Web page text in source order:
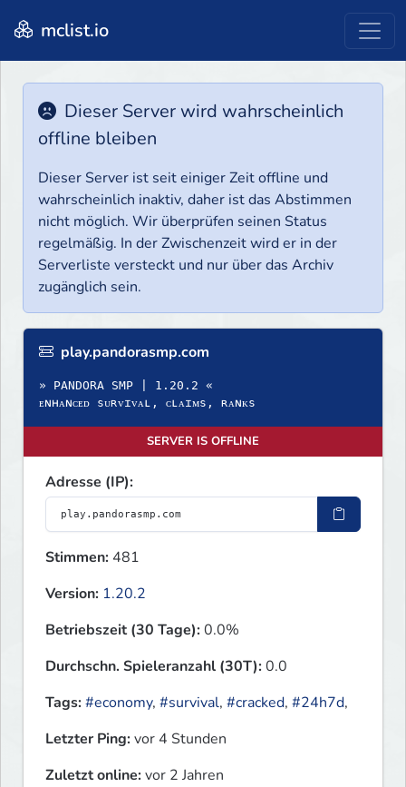
mclist.io
Dieser Server wird wahrscheinlich
offline bleiben
Dieser Server ist seit einiger Zeit offline und
wahrscheinlich inaktiv, daher ist das Abstimmen
nicht möglich. Wir überprüfen seinen Status
regelmäßig. In der Zwischenzeit wird er in der
Serverliste versteckt und nur über das Archiv
zugänglich sein.
play.pandorasmp.com
» PANDORA SMP | 1.20.2 «
ᴇɴʜᴀɴᴄᴇᴅ ѕᴜʀᴠɪᴠᴀʟ, ᴄʟᴀɪᴍѕ, ʀᴀɴᴋѕ
SERVER IS OFFLINE
Adresse (IP):
Stimmen: 481
Version: 1.20.2
Betriebszeit (30 Tage):0.0%
Durchschn. Spieleranzahl (30T):0.0
Tags:#economy, #survival, #cracked, #24h7d,
Letzter Ping:vor 4 Stunden
Zuletzt online:vor 2 Jahren